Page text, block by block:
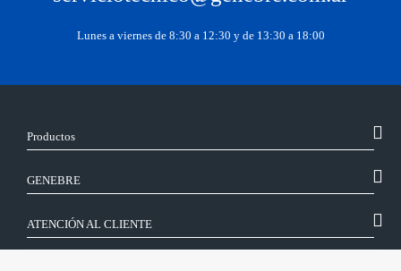
Lunes a viernes de 8:30 a 12:30 y de 13:30 a 18:00
Productos
GENEBRE
ATENCIÓN AL CLIENTE